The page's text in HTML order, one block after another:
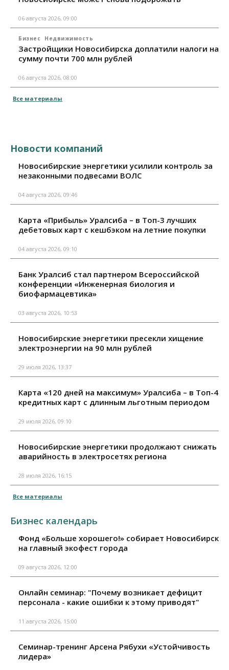
06 августа 2026, 09:00
Бизнес Недвижимость
Застройщики Новосибирска доплатили налоги на
сумму почти 700 млн рублей
06 августа 2026, 08:00
Все материалы
Новости компаний
Новосибирские энергетики усилили контроль за
незаконными подвесами ВОЛС
04 августа 2026, 09:46
Карта «Прибыль» Уралсиба – в Топ-3 лучших
дебетовых карт с кешбэком на летние покупки
04 августа 2026, 09:10
Банк Уралсиб стал партнером Всероссийской
конференции «Инженерная биология и
биофармацевтика»
03 августа 2026, 10:53
Новосибирские энергетики пресекли хищение
электроэнергии на 90 млн рублей
29 июля 2026, 13:37
Карта «120 дней на максимум» Уралсиба – в Топ-4
кредитных карт с длинным льготным периодом
29 июля 2026, 09:10
Новосибирские энергетики продолжают снижать
аварийность в электросетях региона
28 июля 2026, 16:15
Все материалы
Бизнес календарь
Фонд «Больше хорошего!» собирает Новосибирск
на главный экофест города
09 августа 2026, 12:00
Онлайн семинар: "Почему возникает дефицит
персонала - какие ошибки к этому приводят"
11 августа 2026, 15:00
Семинар-тренинг Арсена Рябухи «Устойчивость
лидера»